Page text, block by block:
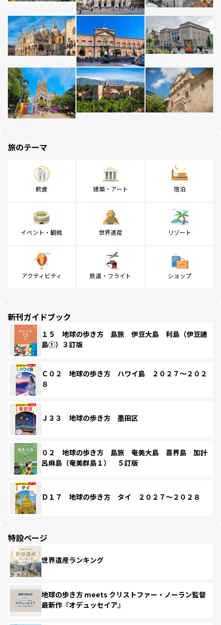
旅のテーマ
飲食 建築・アート 宿泊
イベント・観戦 世界遺産 リゾート
アクティビティ 鉄道・フライト ショップ
新刊ガイドブック
１５ 地球の歩き方 島旅 伊豆大島 利島（伊豆諸
島①）３訂版
Ｃ０２ 地球の歩き方 ハワイ島 ２０２７～２０２
８
Ｊ３３ 地球の歩き方 墨田区
０２ 地球の歩き方 島旅 奄美大島 喜界島 加計
呂麻島（奄美群島１） ５訂版
Ｄ１７ 地球の歩き方 タイ ２０２７～２０２８
特設ページ
世界遺産ランキング
地球の歩き方 meets クリストファー・ノーラン監督
最新作『オデュッセイア』